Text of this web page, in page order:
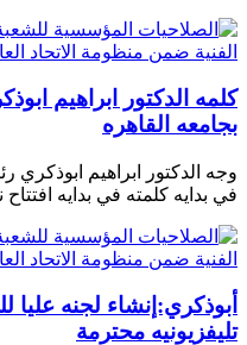
كلمه الدكتور ابراهيم
بجامعه القاهره
وجه الدكتور ابراهيم ابوذكري
في بدايه كلمته في بدايه
أبوذكري:إنشاء لجنه
تليفزيونيه محترمة